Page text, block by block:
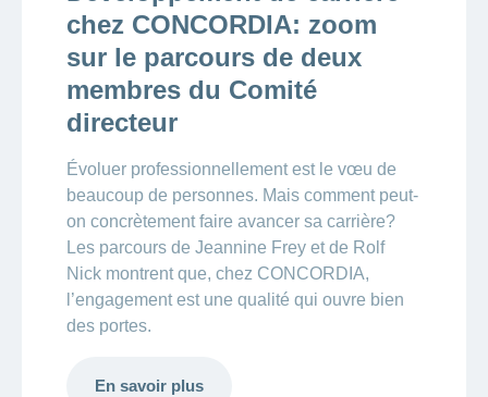
chez CONCORDIA: zoom
sur le parcours de deux
membres du Comité
directeur
Évoluer professionnellement est le vœu de
beaucoup de personnes. Mais comment peut-
on concrètement faire avancer sa carrière?
Les parcours de Jeannine Frey et de Rolf
Nick montrent que, chez CONCORDIA,
l’engagement est une qualité qui ouvre bien
des portes.
En savoir plus